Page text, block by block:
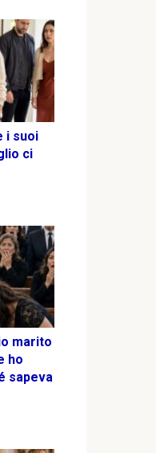
i suoi
ci
marito
ho
sapeva